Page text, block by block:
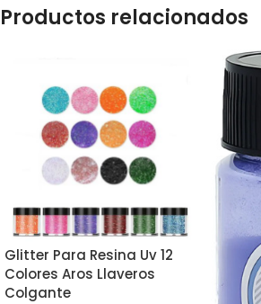
Productos relacionados
Glitter Para Resina Uv 12
Colores Aros Llaveros
Colgante